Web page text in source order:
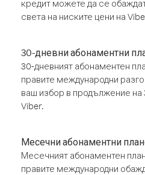
кредит можете да се
света на ниските цени на
30-дневни абонаментни
30-дневният абонаментен
правите международни
ваш избор в продължение на
Viber.
Месечни абонаментни
Месечният абонаментен
правите международни